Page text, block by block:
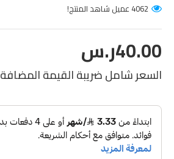
السعر شامل ضريبة القيمة المضافة
40.00ر.س
4062 عميل شاهد المنتج!